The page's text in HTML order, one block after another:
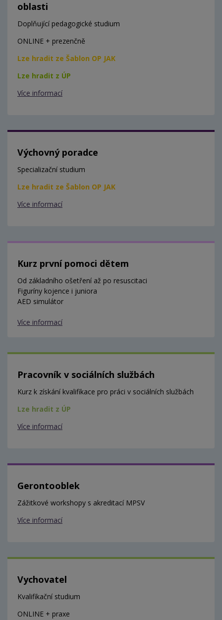
oblasti
Doplňující pedagogické studium
ONLINE + prezenčně
Lze hradit ze Šablon OP JAK
Lze hradit z ÚP
Více informací
Výchovný poradce
Specializační studium
Lze hradit ze Šablon OP JAK
Více informací
Kurz první pomoci dětem
Od základního ošetření až po resuscitaci
Figuríny kojence i juniora
AED simulátor
Více informací
Pracovník v sociálních službách
Kurz k získání kvalifikace pro práci v sociálních službách
Lze hradit z ÚP
Více informací
Gerontooblek
Zážitkové workshopy s akreditací MPSV
Více informací
Vychovatel
Kvalifikační studium
ONLINE + praxe